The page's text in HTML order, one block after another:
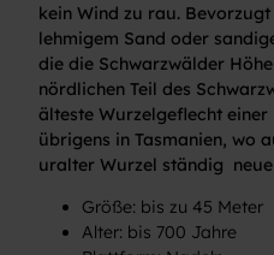
kein Wind zu rau.
lehmigem Sand oder
die die Schwarzwälder
nördlichen Teil des
älteste Wurzelgeflecht
übrigens in Tasmanien, wo
uralter Wurzel ständig
Größe: bis zu 45 Meter
Alter: bis 700 Jahre